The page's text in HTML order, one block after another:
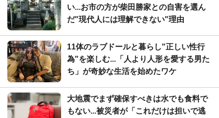
い...お市の方が柴田勝家との自害を選ん
だ"現代人には理解できない"理由
11体のラブドールと暮らし"正しい性行
為"を楽しむ...「人より人形を愛する男た
ち」が奇妙な生活を始めたワケ
大地震でまず確保すべきは水でも食料で
もない...被災者が「これだけは担いで逃